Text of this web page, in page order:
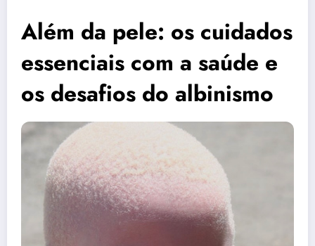
Além da pele: os cuidados
essenciais com a saúde e
os desafios do albinismo